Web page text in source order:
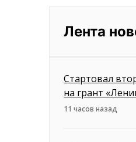
Лента
Стартовал
на грант
11 часов назад